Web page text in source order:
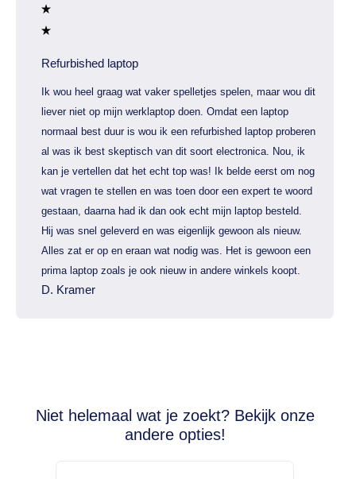
Refurbished laptop
Ik wou heel graag wat vaker spelletjes spelen, maar wou dit
liever niet op mijn werklaptop doen. Omdat een laptop
normaal best duur is wou ik een refurbished laptop proberen
al was ik best skeptisch van dit soort electronica. Nou, ik
kan je vertellen dat het echt top was! Ik belde eerst om nog
wat vragen te stellen en was toen door een expert te woord
gestaan, daarna had ik dan ook echt mijn laptop besteld.
Hij was snel geleverd en was eigenlijk gewoon als nieuw.
Alles zat er op en eraan wat nodig was. Het is gewoon een
prima laptop zoals je ook nieuw in andere winkels koopt.
D. Kramer
Niet helemaal wat je zoekt? Bekijk onze
andere opties!